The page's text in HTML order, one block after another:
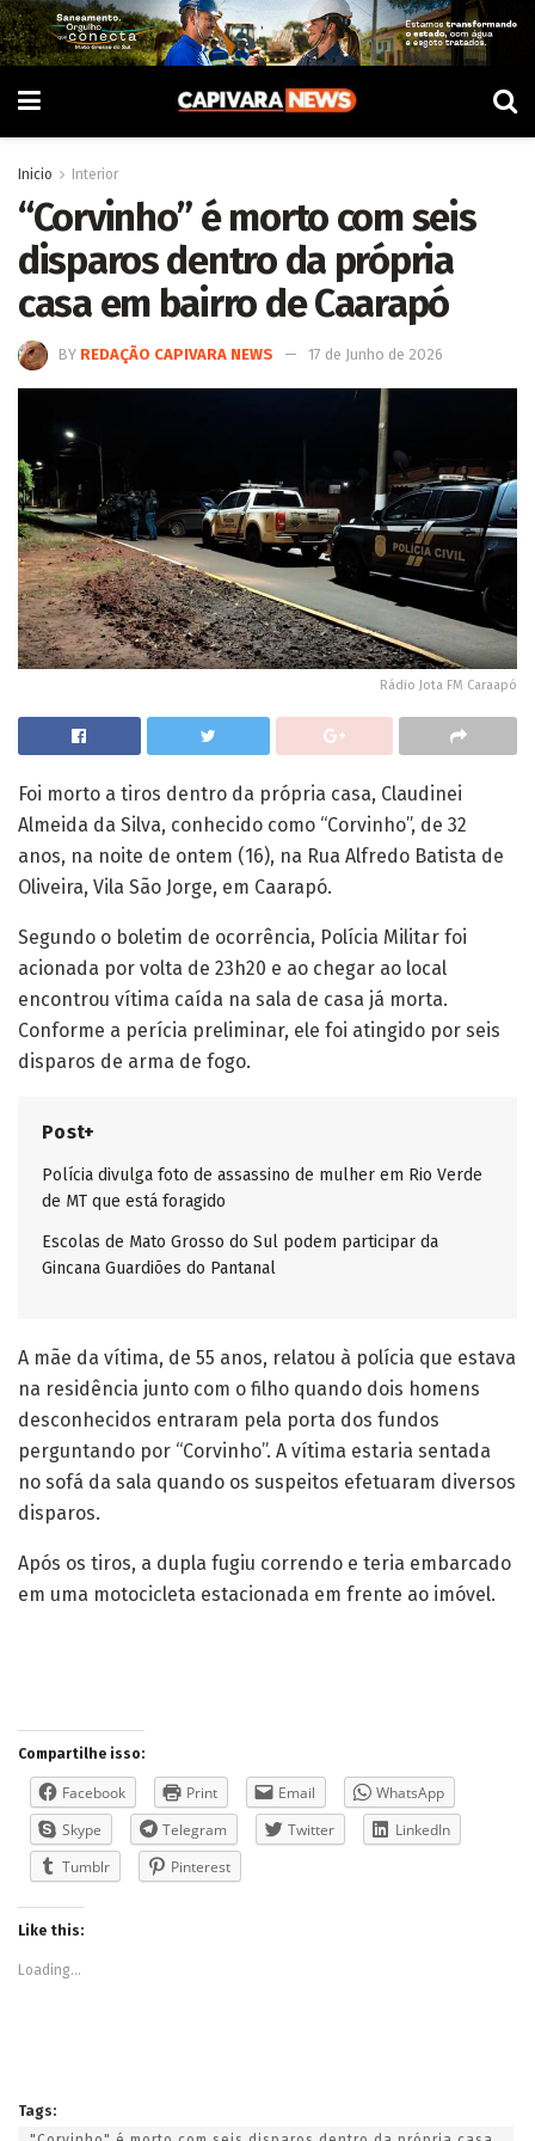
Inicio Interior
“Corvinho” é morto com seis
disparos dentro da própria
casa em bairro de Caarapó
BY REDAÇÃO CAPIVARA NEWS 17 de Junho de 2026
Rádio Jota FM Caraapó
Foi morto a tiros dentro da própria casa, Claudinei
Almeida da Silva, conhecido como “Corvinho”, de 32
anos, na noite de ontem (16), na Rua Alfredo Batista de
Oliveira, Vila São Jorge, em Caarapó.
Segundo o boletim de ocorrência, Polícia Militar foi
acionada por volta de 23h20 e ao chegar ao local
encontrou vítima caída na sala de casa já morta.
Conforme a perícia preliminar, ele foi atingido por seis
disparos de arma de fogo.
Post+
Polícia divulga foto de assassino de mulher em Rio Verde
de MT que está foragido
Escolas de Mato Grosso do Sul podem participar da
Gincana Guardiões do Pantanal
A mãe da vítima, de 55 anos, relatou à polícia que estava
na residência junto com o filho quando dois homens
desconhecidos entraram pela porta dos fundos
perguntando por “Corvinho”. A vítima estaria sentada
no sofá da sala quando os suspeitos efetuaram diversos
disparos.
Após os tiros, a dupla fugiu correndo e teria embarcado
em uma motocicleta estacionada em frente ao imóvel.
Compartilhe isso:
Facebook Print Email
WhatsApp
Skype
Telegram Twitter
LinkedIn
Tumblr
Pinterest
Like this:
Loading...
Tags: